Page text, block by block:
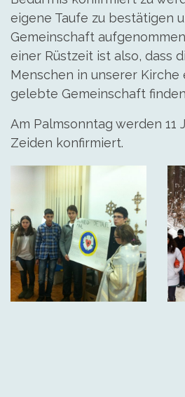
eigene Taufe zu bestätigen
Gemeinschaft
einer Rüstzeit ist also, dass
Menschen in unserer Kirche
gelebte Gemeinschaft
Am Palmsonntag werden 11
Zeiden konfirmiert.